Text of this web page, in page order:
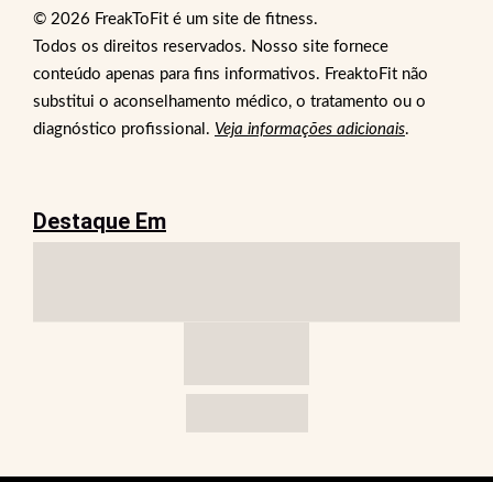
© 2026 FreakToFit é um site de fitness.
Todos os direitos reservados. Nosso site fornece
conteúdo apenas para fins informativos. FreaktoFit não
substitui o aconselhamento médico, o tratamento ou o
diagnóstico profissional. Veja informações adicionais.
Destaque Em